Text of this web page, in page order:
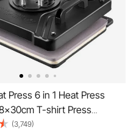
Press 6 in 1 Heat Press
T-shirt Press
Press Machine DIY Heat
(3,749)